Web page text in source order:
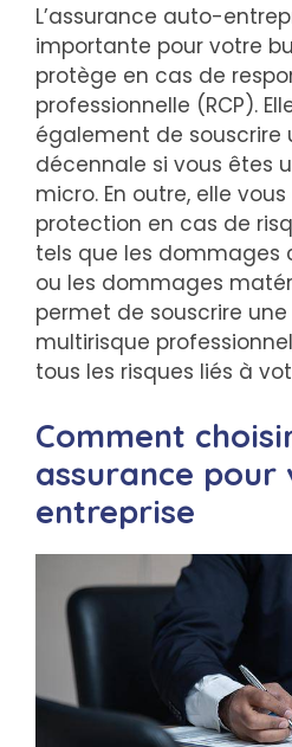
L’assurance auto-
importante pour votre
protège en cas de
professionnelle (RCP).
également de souscrire
décennale si vous êtes
micro. En outre, elle
protection en cas de
tels que les dommages
ou les dommages
permet de souscrire
multirisque
tous les risques liés à
Comment
assurance
entreprise